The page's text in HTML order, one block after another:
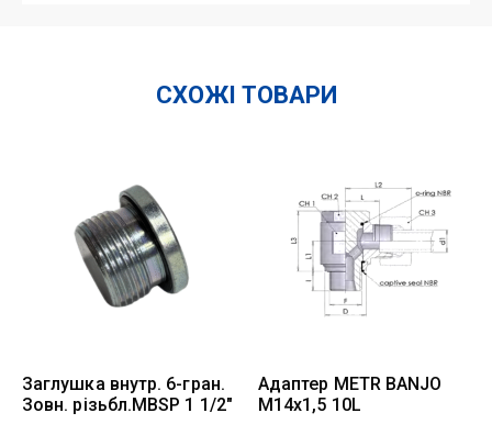
СХОЖІ ТОВАРИ
Заглушка внутр. 6-гран.
Зовн. різьбл.MBSP 1 1/2"
Адаптер METR BANJO
M14x1,5 10L